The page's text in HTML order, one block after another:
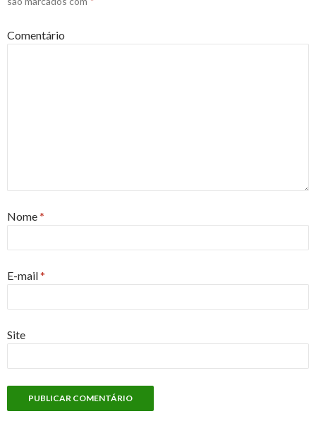
Comentário
Nome*
E-mail*
Site